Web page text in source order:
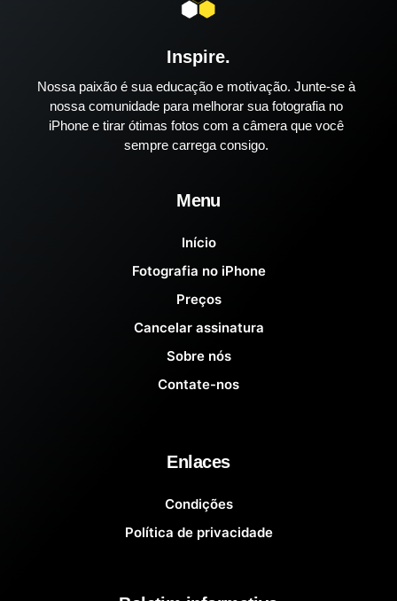
Inspire.
Nossa paixão é sua educação e motivação. Junte-se à
nossa comunidade para melhorar sua fotografia no
iPhone e tirar ótimas fotos com a câmera que você
sempre carrega consigo.
Menu
Início
Fotografia no iPhone
Preços
Cancelar assinatura
Sobre nós
Contate-nos
Enlaces
Condições
Política de privacidade